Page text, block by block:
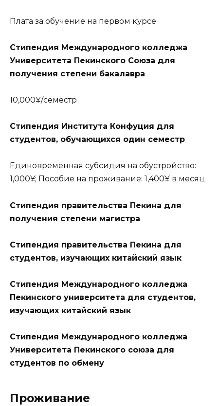
Плата за обучение на первом курсе
Стипендия Международного колледжа
Университета Пекинского Союза для
получения степени бакалавра
10,000¥/семестр
Стипендия Института Конфуция для
студентов, обучающихся один семестр
Единовременная субсидия на обустройство:
1,000¥; Пособие на проживание: 1,400¥ в месяц
Стипендия правительства Пекина для
получения степени магистра
Стипендия правительства Пекина для
студентов, изучающих китайский язык
Стипендия Международного колледжа
Пекинского университета для студентов,
изучающих китайский язык
Стипендия Международного колледжа
Университета Пекинского союза для
студентов по обмену
Проживание